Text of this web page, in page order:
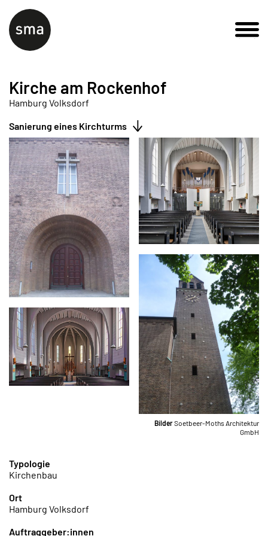
Kirche am Rockenhof
Hamburg Volksdorf
Sanierung eines Kirchturms
BilderSoetbeer-Moths Architektur
GmbH
Typologie
Kirchenbau
Ort
Hamburg Volksdorf
Auftraggeber:innen